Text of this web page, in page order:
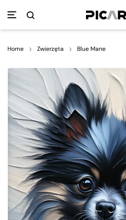
Home Zwierzęta Blue Mane